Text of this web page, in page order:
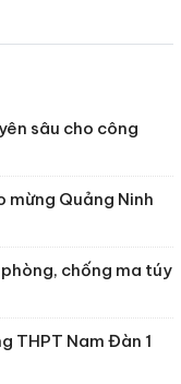
sâu cho công
Quảng Ninh
chống ma túy
THPT Nam Đàn 1